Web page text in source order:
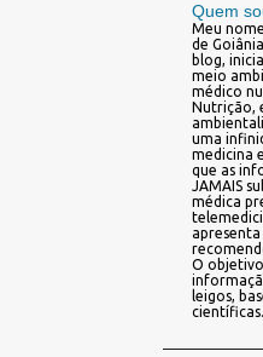
Quem
Meu
de
blog,
meio
médico
Nutrição,
uma
medicina
que as
JAMAIS
médica
O
leigos,
científicas.